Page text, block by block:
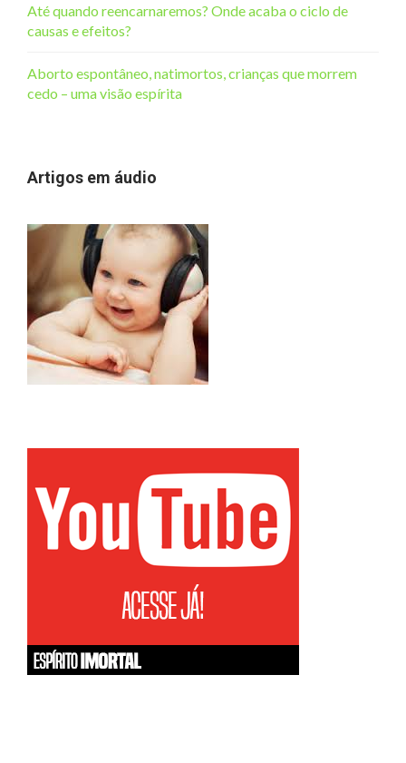
Até quando reencarnaremos? Onde acaba o ciclo de
causas e efeitos?
Aborto espontâneo, natimortos, crianças que morrem
cedo – uma visão espírita
Artigos em áudio